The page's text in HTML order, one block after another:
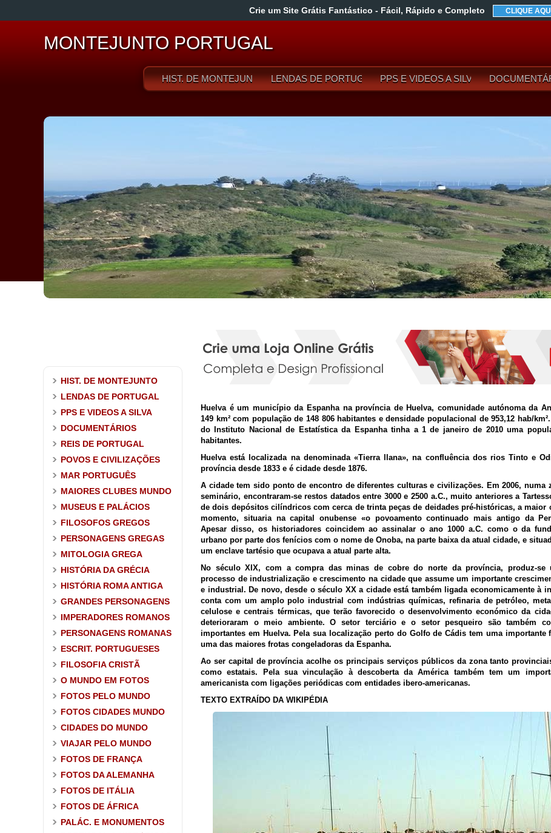
MONTEJUNTO PORTUGAL
HIST. DE MONTEJUNTO LENDAS DE PORTUGAL PPS E VIDEOS A SILVA
HIST. DE MONTEJUNTO
LENDAS DE PORTUGAL
PPS E VIDEOS A SILVA
DOCUMENTÁRIOS
REIS DE PORTUGAL
POVOS E CIVILIZAÇÕES
MAR PORTUGUÊS
MAIORES CLUBES MUNDO
MUSEUS E PALÁCIOS
FILOSOFOS GREGOS
PERSONAGENS GREGAS
MITOLOGIA GREGA
HISTÓRIA DA GRÉCIA
HISTÓRIA ROMA ANTIGA
GRANDES PERSONAGENS
IMPERADORES ROMANOS
PERSONAGENS ROMANAS
ESCRIT. PORTUGUESES
FILOSOFIA CRISTÃ
O MUNDO EM FOTOS
FOTOS PELO MUNDO
FOTOS CIDADES MUNDO
CIDADES DO MUNDO
VIAJAR PELO MUNDO
FOTOS DE FRANÇA
FOTOS DA ALEMANHA
FOTOS DE ITÁLIA
FOTOS DE ÁFRICA
PALÁC. E MONUMENTOS
Huelva é um município da Espanha na província de Huelva, comunidade autónoma da
149 km² com população de 148 806 habitantes e densidade populacional de 953,12 hab/
do Instituto Nacional de Estatística da Espanha tinha a 1 de janeiro de 2010 uma
habitantes.
Huelva está localizada na denominada «Tierra llana», na confluência dos rios Tinto e
província desde 1833 e é cidade desde 1876.
A cidade tem sido ponto de encontro de diferentes culturas e civilizações. Em 2006, numa
seminário, encontraram-se restos datados entre 3000 e 2500 a.C., muito anteriores a
de dois depósitos cilíndricos com cerca de trinta peças de deidades pré-históricas, a maior
momento, situaria na capital onubense «o povoamento continuado mais antigo da
Apesar disso, os historiadores coincidem ao assinalar o ano 1000 a.C. como o da
urbano por parte dos fenícios com o nome de Onoba, na parte baixa da atual cidade, e
um enclave tartésio que ocupava a atual parte alta.
No século XIX, com a compra das minas de cobre do norte da província, produz-se
processo de industrialização e crescimento na cidade que assume um importante
e industrial. De novo, desde o século XX a cidade está também ligada economicamente à
conta com um amplo polo industrial com indústrias químicas, refinaria de petróleo,
celulose e centrais térmicas, que terão favorecido o desenvolvimento económico da
deterioraram o meio ambiente. O setor terciário e o setor pesqueiro são também
importantes em Huelva. Pela sua localização perto do Golfo de Cádis tem uma importante
uma das maiores frotas congeladoras da Espanha.
Ao ser capital de província acolhe os principais serviços públicos da zona tanto
como estatais. Pela sua vinculação à descoberta da América também tem um
americanista com ligações periódicas com entidades ibero-americanas.
TEXTO EXTRAÍDO DA WIKIPÉDIA
Crie um Site Grátis Fantástico - Fácil, Rápido e Completo CLIQUE AQUI